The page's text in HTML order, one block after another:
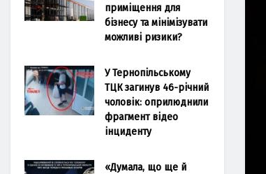
приміщення для
бізнесу та мінімізувати
можливі ризики?
У Тернопільському
ТЦК загинув 46-річний
чоловік: оприлюднили
фрагмент відео
інциденту
«Думала, що ще й